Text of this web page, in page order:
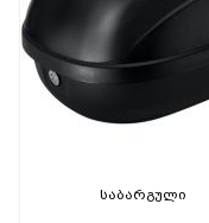
საბარგული